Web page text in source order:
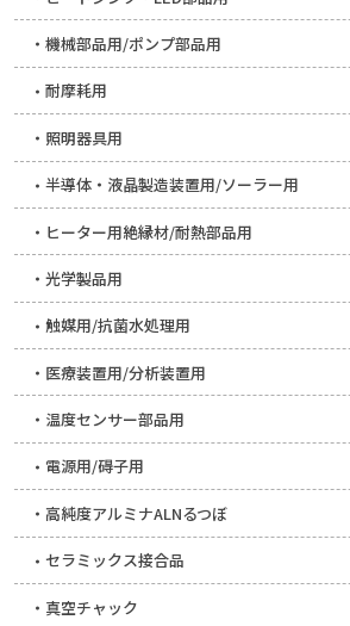
機械部品用/ポンプ部品用
耐摩耗用
照明器具用
半導体・液晶製造装置用/ソーラー用
ヒーター用絶縁材/耐熱部品用
光学製品用
触媒用/抗菌水処理用
医療装置用/分析装置用
温度センサー部品用
電源用/碍子用
高純度アルミナALNるつぼ
セラミックス接合品
真空チャック